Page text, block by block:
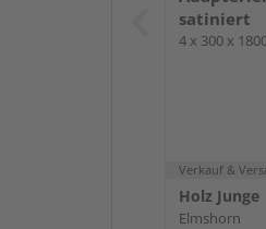
satiniert
4 x 300 x
Verkauf &
Holz Junge
Elmshorn